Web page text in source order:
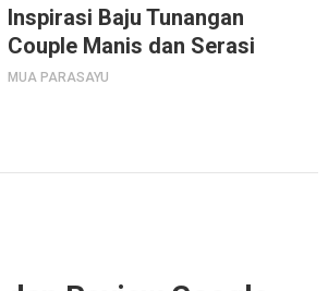
Inspirasi Baju Tunangan
Couple Manis dan Serasi
MUA PARASAYU